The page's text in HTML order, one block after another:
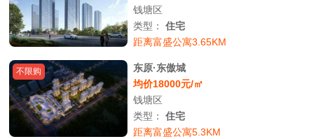
钱塘区
类型：住宅
距离富盛公寓3.65KM
不限购
东原·东傲城
均价18000元/㎡
钱塘区
类型：住宅
距离富盛公寓5.3KM